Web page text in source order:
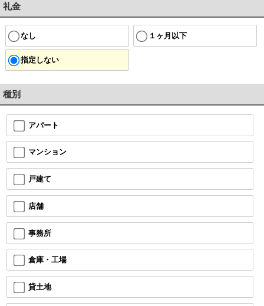
礼金
なし １ヶ月以下
指定しない
種別
アパート
マンション
戸建て
店舗
事務所
倉庫・工場
貸土地